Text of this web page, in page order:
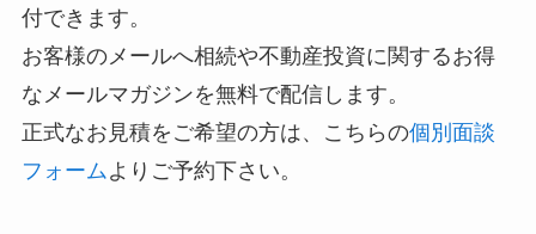
付できます。
お客様のメールへ相続や不動産投資に関するお得
なメールマガジンを無料で配信します。
正式なお見積をご希望の方は、こちらの個別面談
フォーム よりご予約下さい。